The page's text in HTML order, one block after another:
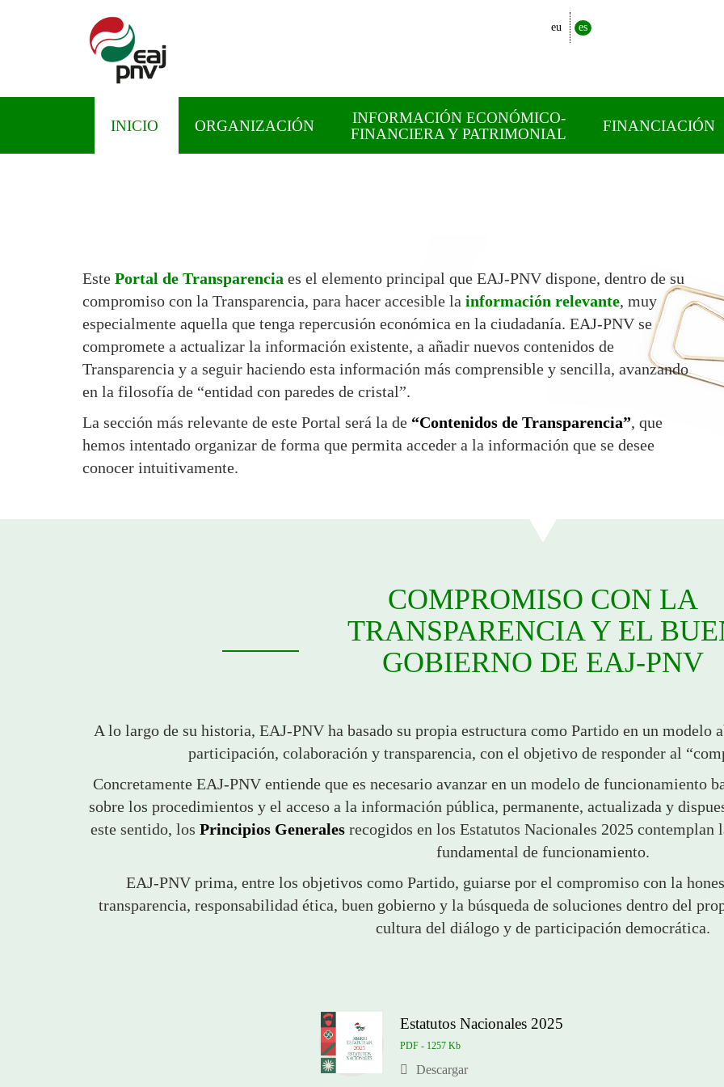
eu es
INICIO ORGANIZACIÓN
INFORMACIÓN ECONÓMICO-
FINANCIERA Y PATRIMONIAL
FINANCIACIÓN
Este Portal de Transparencia es el elemento principal que EAJ-PNV dispone, dentro de su
compromiso con la Transparencia, para hacer accesible la información relevante, muy
especialmente aquella que tenga repercusión económica en la ciudadanía. EAJ-PNV se
compromete a actualizar la información existente, a añadir nuevos contenidos de
Transparencia y a seguir haciendo esta información más comprensible y sencilla, avanzando
en la filosofía de “entidad con paredes de cristal”.
La sección más relevante de este Portal será la de “Contenidos de Transparencia”, que
hemos intentado organizar de forma que permita acceder a la información que se desee
conocer intuitivamente.
COMPROMISO CON LA
TRANSPARENCIA Y EL
GOBIERNO DE EAJ-PNV
A lo largo de su historia, EAJ-PNV ha basado su propia estructura como Partido en un
participación, colaboración y transparencia, con el objetivo de responder al
Concretamente EAJ-PNV entiende que es necesario avanzar en un modelo de funcionamiento
sobre los procedimientos y el acceso a la información pública, permanente, actualizada y
este sentido, los Principios Generales recogidos en los Estatutos Nacionales 2025
fundamental de funcionamiento.
EAJ-PNV prima, entre los objetivos como Partido, guiarse por el compromiso con la
transparencia, responsabilidad ética, buen gobierno y la búsqueda de soluciones dentro del
cultura del diálogo y de participación democrática.
Estatutos Nacionales 2025
PDF - 1257 Kb
Descargar